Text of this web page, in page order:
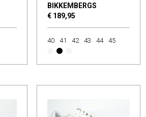
BIKKEMBERGS
€ 189,95
40 41 42 43 44 45